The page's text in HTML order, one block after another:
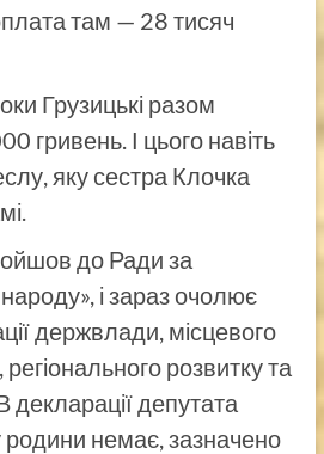
там — 28 тисяч
Грузицькі разом
гривень. І цього навіть
яку сестра Клочка
до Ради за
і зараз очолює
держвлади, місцевого
розвитку та
декларації депутата
немає, зазначено